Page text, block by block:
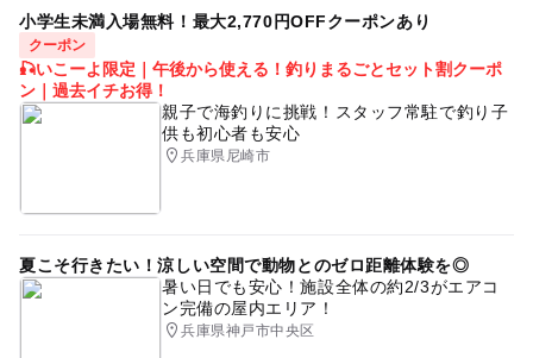
小学生未満入場無料！最大2,770円OFFクーポンあり
クーポン
🎣いこーよ限定｜午後から使える！釣りまるごとセット割クーポ
ン｜過去イチお得！
親子で海釣りに挑戦！スタッフ常駐で釣り子
供も初心者も安心
兵庫県尼崎市
夏こそ行きたい！涼しい空間で動物とのゼロ距離体験を◎
暑い日でも安心！施設全体の約2/3がエアコ
ン完備の屋内エリア！
兵庫県神戸市中央区